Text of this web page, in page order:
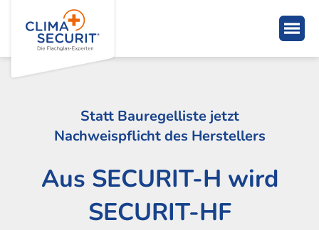
Statt Bauregelliste jetzt
Nachweispflicht des Herstellers
Aus SECURIT-H wird
SECURIT-HF